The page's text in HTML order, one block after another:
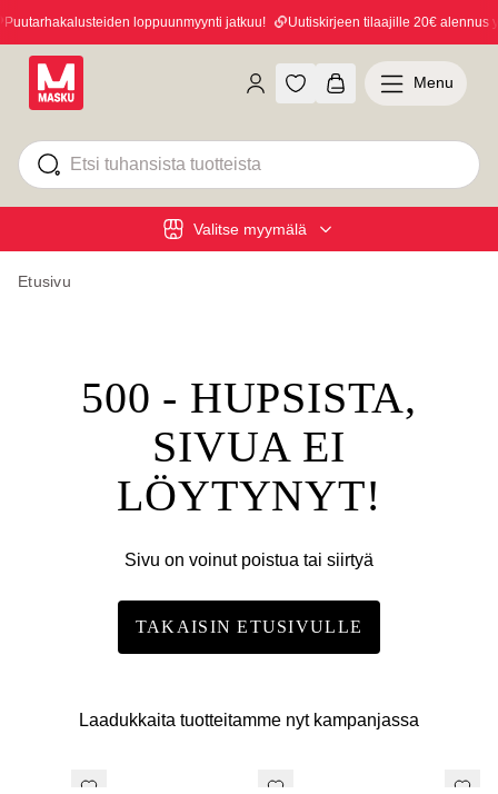
loppuunmyynti jatkuu! Uutiskirjeen tilaajille 20€ alennus yli
Valitse myymälä
Menu
Etusivu
500 - HUPSISTA,
SIVUA EI
LÖYTYNYT!
Sivu on voinut poistua tai siirtyä
TAKAISIN ETUSIVULLE
Laadukkaita tuotteitamme nyt kampanjassa